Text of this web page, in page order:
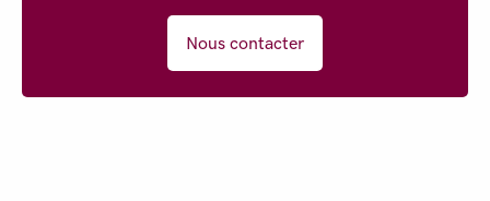
Nous contacter